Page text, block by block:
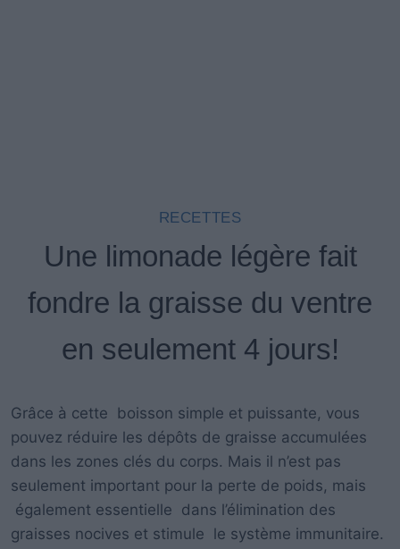
RECETTES
Une limonade légère fait
fondre la graisse du ventre
en seulement 4 jours!
Grâce à cette boisson simple et puissante, vous
pouvez réduire les dépôts de graisse accumulées
dans les zones clés du corps. Mais il n’est pas
seulement important pour la perte de poids, mais
également essentielle dans l’élimination des
graisses nocives et stimule le système immunitaire.